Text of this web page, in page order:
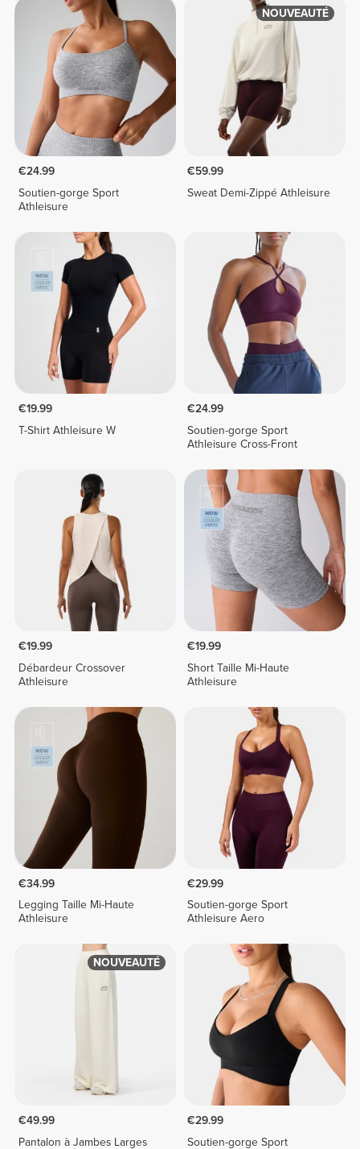
€24.99
Soutien-gorge Sport
Athleisure
NOUVEAUTÉ
€59.99
Sweat Demi-Zippé Athleisure
€19.99
T-Shirt Athleisure W
€24.99
Soutien-gorge Sport
Athleisure Cross-Front
€19.99
Débardeur Crossover
Athleisure
€19.99
Short Taille Mi-Haute
Athleisure
€34.99
Legging Taille Mi-Haute
Athleisure
€29.99
Soutien-gorge Sport
Athleisure Aero
NOUVEAUTÉ
€49.99
Pantalon à Jambes Larges
€29.99
Soutien-gorge Sport